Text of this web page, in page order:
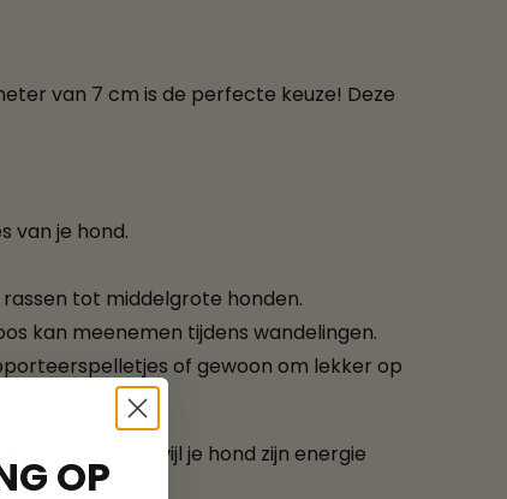
van 7 cm is de perfecte keuze! Deze
van je hond.
tot middelgrote honden.
kan meenemen tijdens wandelingen.
of gewoon om lekker op
jullie band, terwijl je hond zijn energie
OP